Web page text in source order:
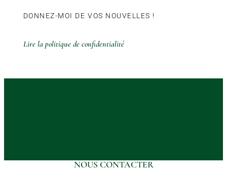
DONNEZ-MOI DE VOS NOUVELLES !
Lire la politique de confidentialité
NOUS CONTACTER